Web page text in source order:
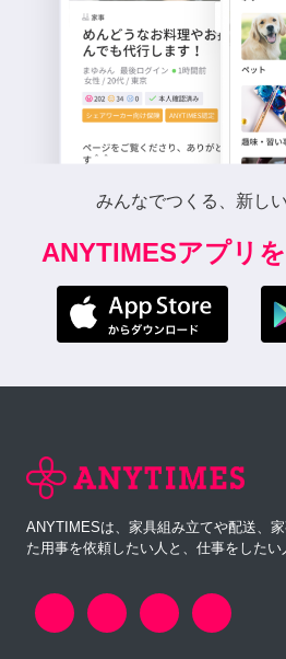
みんなでつくる、新し
ANYTIMESアプリ
ANYTIMESは、家具組み立てや配送、
た用事を依頼したい人と、仕事をしたい